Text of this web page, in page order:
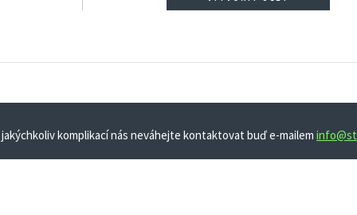
jakýchkoliv komplikací nás neváhejte kontaktovat buď e-mailem